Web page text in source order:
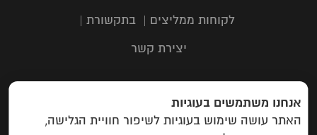
לקוחות ממליצים | בתקשורת |
יצירת קשר
כתובת: תבור 116, שוהם | טלפון:
6323303| מייל:
אנחנו משתמשים בעוגיות
האתר עושה שימוש בעוגיות לשיפור חוויית הגלישה,